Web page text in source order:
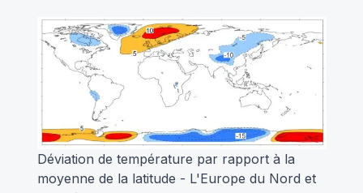
Déviation de température par rapport à la
moyenne de la latitude - L'Europe du Nord et